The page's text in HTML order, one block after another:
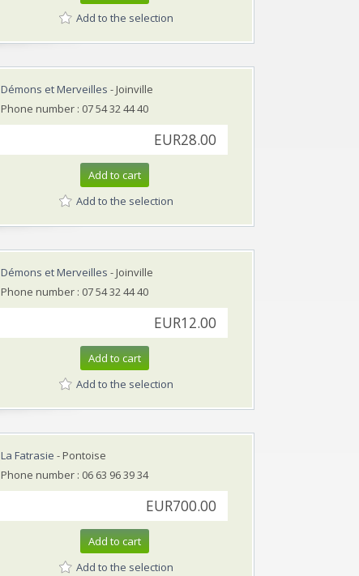
Add to the selection
Démons et Merveilles - Joinville
Phone number : 07 54 32 44 40
EUR28.00
Add to cart
Add to the selection
Démons et Merveilles - Joinville
Phone number : 07 54 32 44 40
EUR12.00
Add to cart
Add to the selection
La Fatrasie - Pontoise
Phone number : 06 63 96 39 34
EUR700.00
Add to cart
Add to the selection